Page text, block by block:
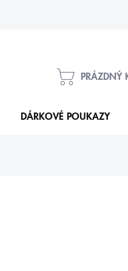
PRÁZDNÝ
DÁRKOVÉ POUKAZY